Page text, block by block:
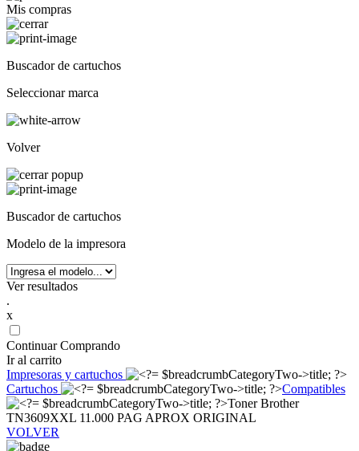
Mis compras
Buscador de cartuchos
Seleccionar marca
Volver
Buscador de cartuchos
Modelo de la impresora
Ver resultados
.
x
Continuar Comprando
Ir al carrito
Impresoras y cartuchos
Cartuchos
Compatibles
Toner Brother
TN3609XXL 11.000 PAG APROX ORIGINAL
VOLVER